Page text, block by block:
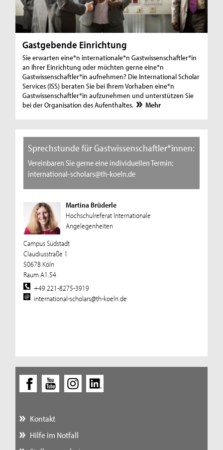
Gastgebende Einrichtung
Sie erwarten eine*n internationale*n Gastwissenschaftler*in
an Ihrer Einrichtung oder möchten gerne eine*n
Gastwissenschaftler*in aufnehmen? Die International Scholar
Services (ISS) beraten Sie bei Ihrem Vorhaben eine*n
Gastwissenschaftler*in aufzunehmen und unterstützen Sie
bei der Organisation des Aufenthaltes.
Mehr
Sprechstunde für Gastwissenschaftler*innen:
Vereinbaren Sie gerne eine individuellen Termin:
international-scholars@th-koeln.de
Martina Brüderle
Hochschulreferat Internationale
Angelegenheiten
Campus Südstadt
Claudiusstraße 1
50678 Köln
Raum A1.54
+49 221-8275-3919
international-scholars@th-koeln.de
Kontakt
Hilfe im Notfall